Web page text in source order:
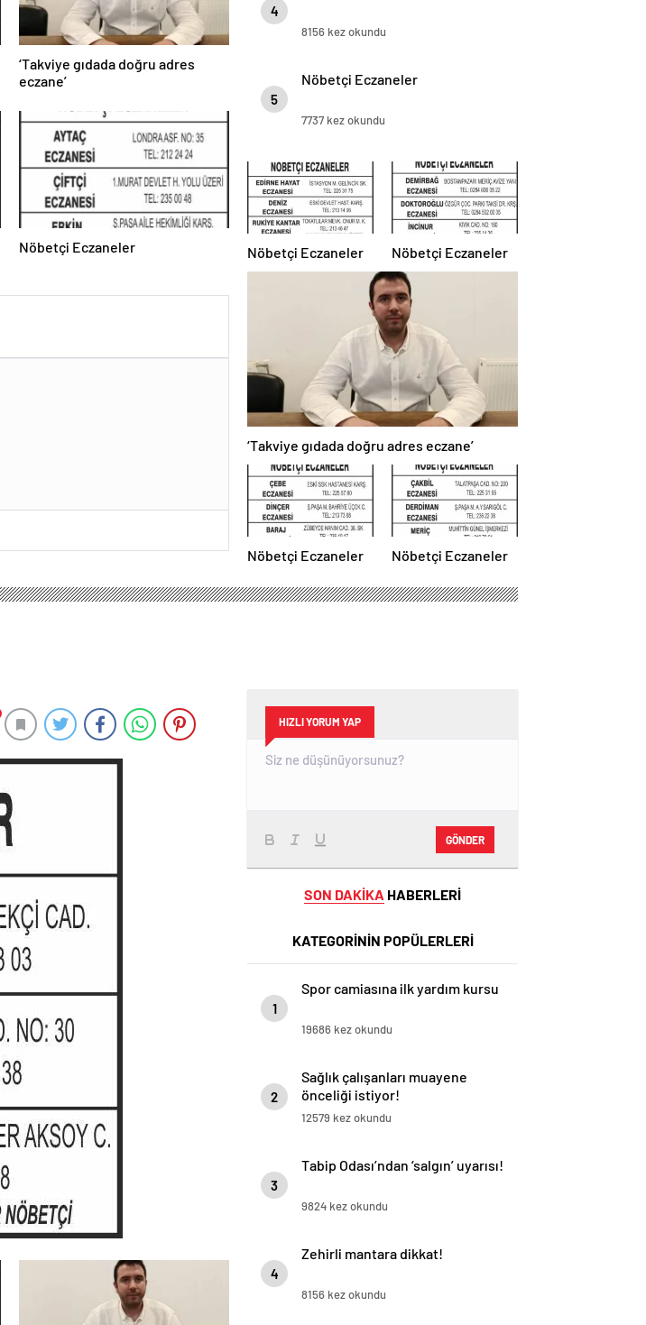
‘Takviye gıdada doğru adres
eczane’
Nöbetçi Eczaneler
4
8156 kez okundu
5
Nöbetçi Eczaneler
7737 kez okundu
Nöbetçi Eczaneler Nöbetçi Eczaneler
‘Takviye gıdada doğru adres eczane’
Nöbetçi Eczaneler Nöbetçi Eczaneler
HIZLI YORUM YAP
GÖNDER
SON DAKİKA HABERLERİ
KATEGORİNİN POPÜLERLERİ
1
Spor camiasına ilk yardım kursu
19686 kez okundu
2
Sağlık çalışanları muayene
önceliği istiyor!
12579 kez okundu
3
Tabip Odası’ndan ‘salgın’ uyarısı!
9824 kez okundu
4
Zehirli mantara dikkat!
8156 kez okundu